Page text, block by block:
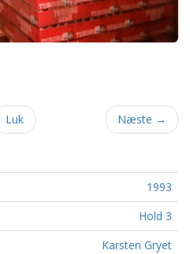
Luk Næste →
1993
Hold 3
Karsten Gryet